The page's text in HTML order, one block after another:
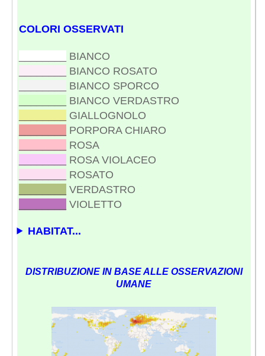
COLORI OSSERVATI
BIANCO
BIANCO ROSATO
BIANCO SPORCO
BIANCO VERDASTRO
GIALLOGNOLO
PORPORA CHIARO
ROSA
ROSA VIOLACEO
ROSATO
VERDASTRO
VIOLETTO
HABITAT...
DISTRIBUZIONE IN BASE ALLE OSSERVAZIONI
UMANE